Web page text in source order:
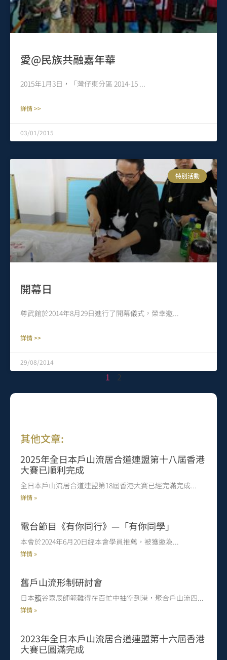
愛@民族共融嘉年華
2015年1月3日，「灣仔東分區 2014-15
詳情 >>
03/01/2015
特別活動
開幕日
尊武館於2014年8月29日進行了開幕儀式，榮幸邀
詳情 >>
29/08/2014
1 2
其他文章:
2025年全日本戶山流居合道連盟第十八屆香港
大賽已順利完成
全日本戶山流居合道連盟第18屆香港大賽已經完滿完成
詳情 »
電台節目《有你同行》—「有你同學」
本會於2024年6月20日經本會學員推薦，被獲邀為
詳情 »
舊戶山流形制研討會
日本籏谷嘉辰師範難得在百忙中抽空到港，聚合戶山流四
詳情 »
2023年全日本戶山流居合道連盟第十六屆香港
大賽已圓滿完成